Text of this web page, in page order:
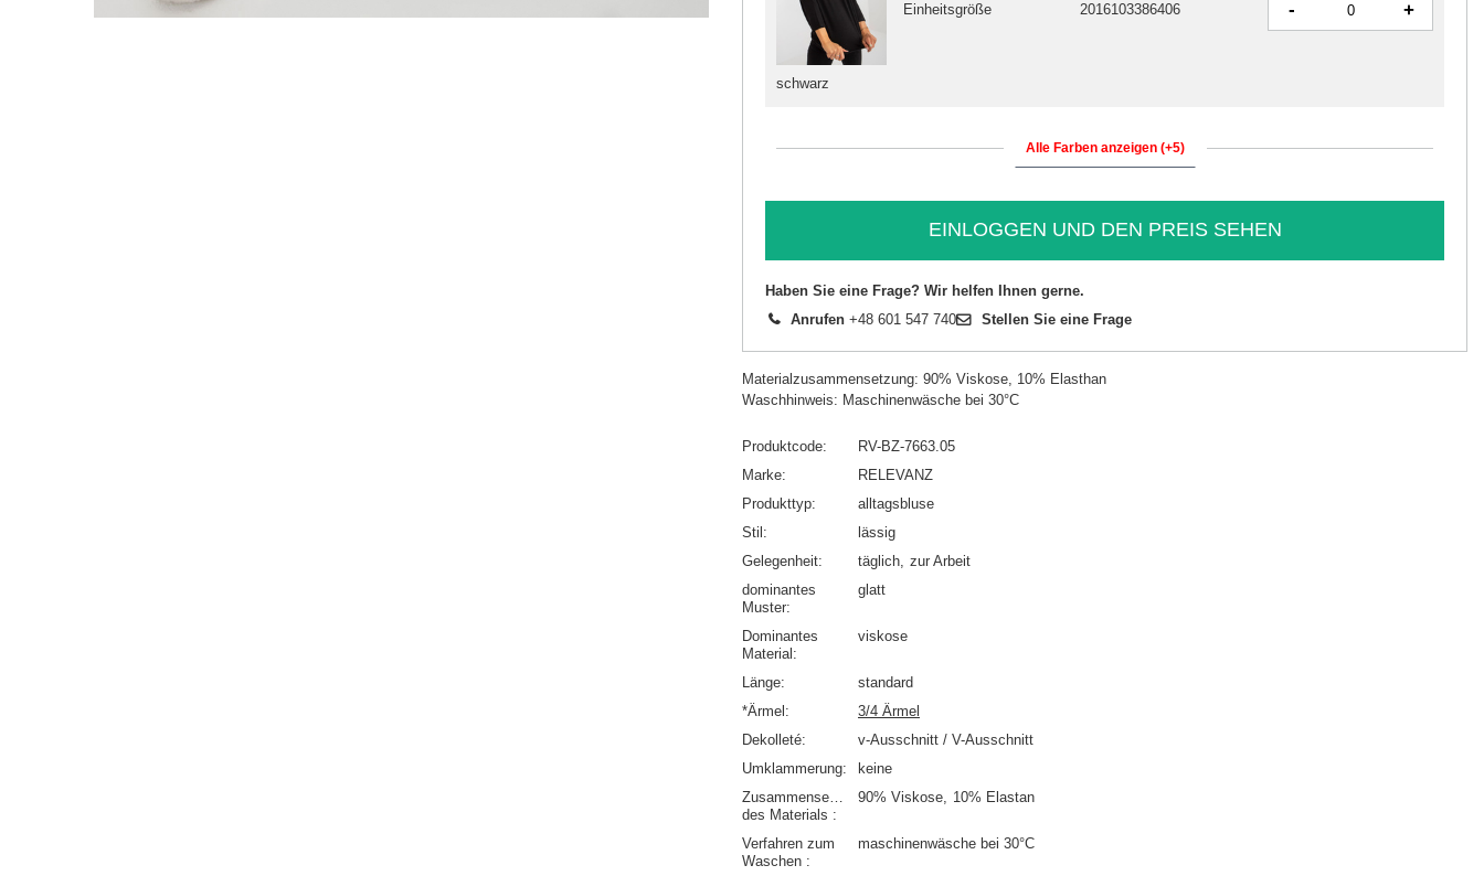
schwarz
Einheitsgröße 2016103386406 - +
Alle Farben anzeigen (+5)
EINLOGGEN UND DEN PREIS SEHEN
Haben Sie eine Frage? Wir helfen Ihnen gerne.
Anrufen +48 601 547 740 Stellen Sie eine Frage
Materialzusammensetzung: 90% Viskose, 10% Elasthan
Waschhinweis: Maschinenwäsche bei 30°C
Produktcode
RV-BZ-7663.05
Marke
RELEVANZ
Produkttyp
alltagsbluse
Stil
lässig
Gelegenheit
täglich zur Arbeit
dominantes
Muster
glatt
Dominantes
Material
viskose
Länge
standard
*Ärmel
3/4 Ärmel
Dekolleté
v-Ausschnitt / V-Ausschnitt
Umklammerung
keine
Zusammensetzung
des Materials
90% Viskose 10% Elastan
Verfahren zum
Waschen
maschinenwäsche bei 30°C